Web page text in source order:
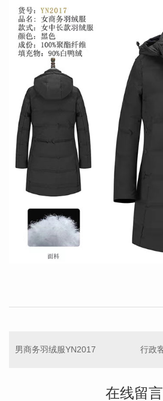
男商务羽绒服YN2017
在线留言